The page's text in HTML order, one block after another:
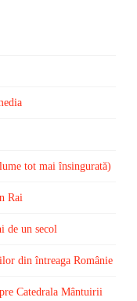
tot mai însingurată)
Rai
de un secol
din întreaga Românie
Catedrala Mântuirii